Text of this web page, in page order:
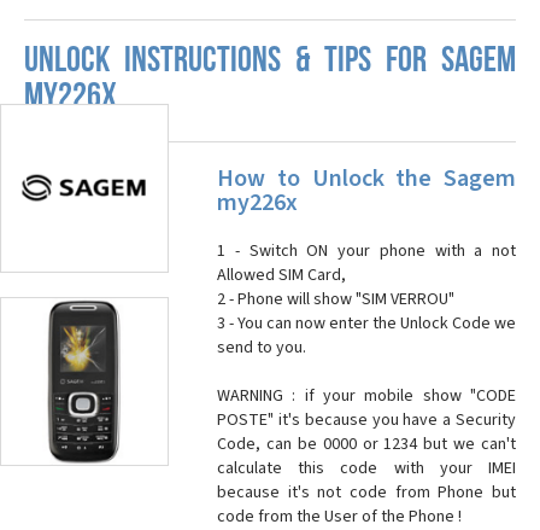
UNLOCK INSTRUCTIONS & TIPS FOR SAGEM
MY226X
How to Unlock the Sagem
my226x
1 - Switch ON your phone with a not
Allowed SIM Card,
2 - Phone will show "SIM VERROU"
3 - You can now enter the Unlock Code we
send to you.
WARNING : if your mobile show "CODE
POSTE" it's because you have a Security
Code, can be 0000 or 1234 but we can't
calculate this code with your IMEI
because it's not code from Phone but
code from the User of the Phone !